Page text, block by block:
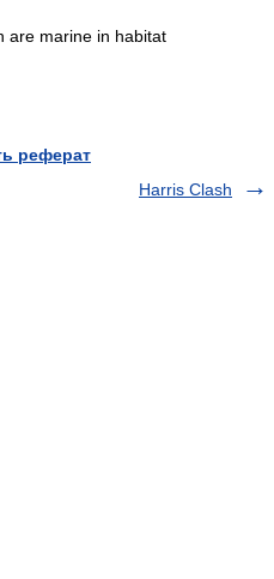
are marine in habitat
реферат
Harris Clash